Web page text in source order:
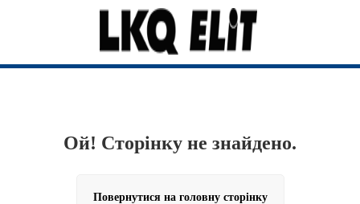
Ой! Сторінку не знайдено.
Повернутися на головну сторінку